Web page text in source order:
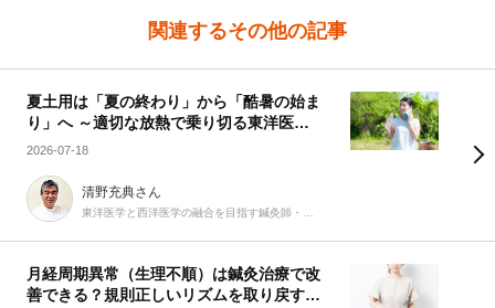
関連するその他の記事
夏土用は「夏の終わり」から「酷暑の始ま
り」へ ～適切な放熱で乗り切る東洋医学
の知恵～
2026-07-18
清野充典さん
月経周期異常（生理不順）は鍼灸治療で改
善できる？規則正しいリズムを取り戻す9